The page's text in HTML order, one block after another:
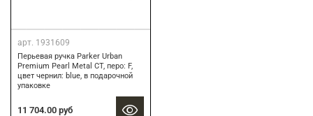
арт. 1931609
Перьевая ручка Parker Urban
Premium Pearl Metal CT, перо: F,
цвет чернил: blue, в подарочной
упаковке
11 704.00 руб